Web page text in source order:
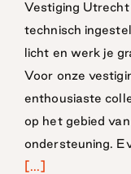
Vestiging
technisch
licht en werk je
Voor onze
enthousiaste
op het gebied
ondersteuning.
[...]